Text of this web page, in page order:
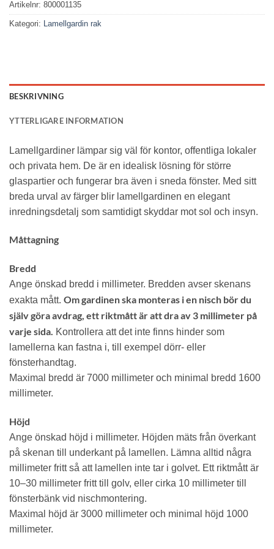
Artikelnr: 800001135
Kategori: Lamellgardin rak
BESKRIVNING
YTTERLIGARE INFORMATION
Lamellgardiner lämpar sig väl för kontor, offentliga lokaler
och privata hem. De är en idealisk lösning för större
glaspartier och fungerar bra även i sneda fönster. Med sitt
breda urval av färger blir lamellgardinen en elegant
inredningsdetalj som samtidigt skyddar mot sol och insyn.
Måttagning
Bredd
Ange önskad bredd i millimeter. Bredden avser skenans
exakta mått. Om gardinen ska monteras i en nisch bör du
själv göra avdrag, ett riktmått är att dra av 3 millimeter på
varje sida. Kontrollera att det inte finns hinder som
lamellerna kan fastna i, till exempel dörr- eller
fönsterhandtag.
Maximal bredd är 7000 millimeter och minimal bredd 1600
millimeter.
Höjd
Ange önskad höjd i millimeter. Höjden mäts från överkant
på skenan till underkant på lamellen. Lämna alltid några
millimeter fritt så att lamellen inte tar i golvet. Ett riktmått är
10–30 millimeter fritt till golv, eller cirka 10 millimeter till
fönsterbänk vid nischmontering.
Maximal höjd är 3000 millimeter och minimal höjd 1000
millimeter.